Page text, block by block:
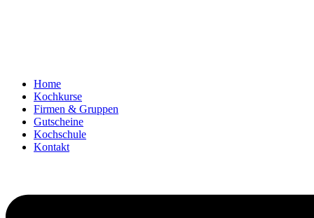
Home
Kochkurse
Firmen & Gruppen
Gutscheine
Kochschule
Kontakt